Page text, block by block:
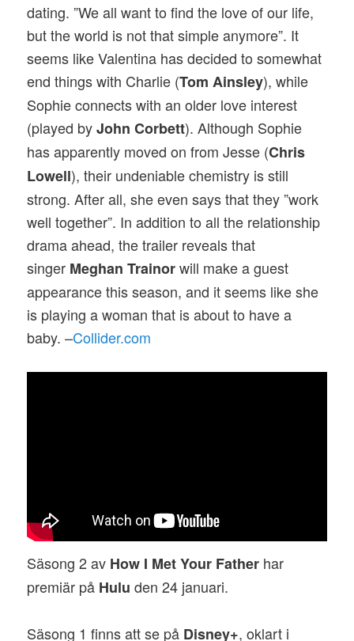
dating. ”We all want to find the love of our life,
but the world is not that simple anymore”. It
seems like Valentina has decided to somewhat
end things with Charlie (Tom Ainsley), while
Sophie connects with an older love interest
(played byJohn Corbett). Although Sophie
has apparently moved on from Jesse (Chris
Lowell), their undeniable chemistry is still
strong. After all, she even says that they ”work
well together”. In addition to all the relationship
drama ahead, the trailer reveals that
singer Meghan Trainorwill make a guest
appearance this season, and it seems like she
is playing a woman that is about to have a
baby. –Collider.com
Säsong 2 av How I Met Your Father har
premiär på Huluden 24 januari.
Säsong 1 finns att se på Disney+, oklart i